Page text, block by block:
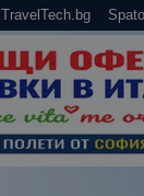
TravelTech.bg